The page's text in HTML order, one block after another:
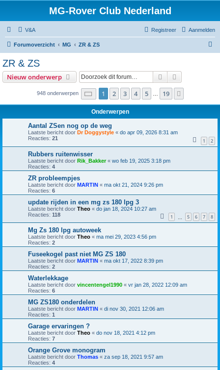
MG-Rover Club Nederland
V&A Aanmelden
Registreer
Forumoverzicht MG ZR & ZS
ZR & ZS
Nieuw onderwerp Zoek
948 onderwerpen Pagina van 19
1 2 3 4 5 19
Onderwerpen
Aantal ZSen nog op de weg
Laatste bericht door Dr Doggystyle « do apr 09, 2026 8:31 am
Reacties: 21 1 2
Rubbers ruitenwisser
Laatste bericht door Rik_Bakker« wo feb 19, 2025 3:18 pm
Reacties: 4
ZR probleempjes
Laatste bericht door MARTIN « ma okt 21, 2024 9:26 pm
Reacties: 6
update rijden in een mg zs 180 lpg 3
Laatste bericht door Theo « do jan 18, 2024 10:27 am
Reacties: 118 1 5 6 7 8
Mg Zs 180 lpg autoweek
Laatste bericht door Theo « ma mei 29, 2023 4:56 pm
Reacties: 2
Fuseekogel past niet MG ZS 180
Laatste bericht door MARTIN « ma okt 17, 2022 8:39 pm
Reacties: 2
Waterlekkage
Laatste bericht door vincentengel1990 « vr jan 28, 2022 12:09 am
Reacties: 6
MG ZS180 onderdelen
Laatste bericht door MARTIN « di nov 30, 2021 12:06 am
Reacties: 1
Garage ervaringen ?
Laatste bericht door Theo « do nov 18, 2021 4:12 pm
Reacties: 7
Orange Grove monogram
Laatste bericht door Thomas « za sep 18, 2021 9:57 am
Reacties: 4